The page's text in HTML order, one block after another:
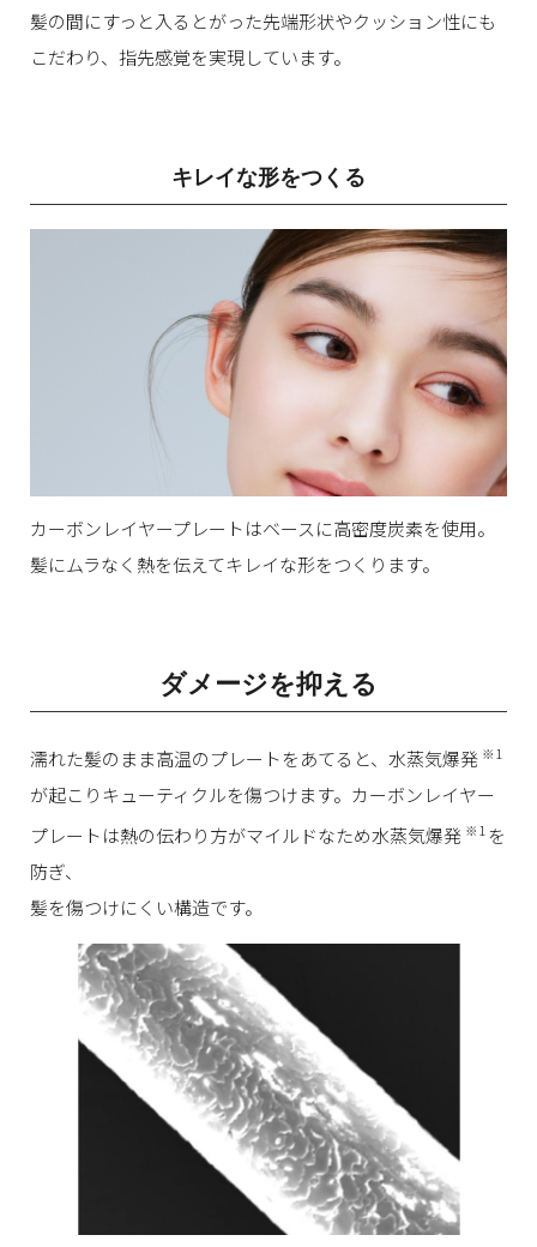
髪の間にすっと入るとがった先端形状やクッション性にも
こだわり、指先感覚を実現しています。
キレイな形をつくる
カーボンレイヤープレートはベースに高密度炭素を使用。
髪にムラなく熱を伝えてキレイな形をつくります。
ダメージを抑える
濡れた髪のまま高温のプレートをあてると、水蒸気爆発 ※1
が起こりキューティクルを傷つけます。 カーボンレイヤー
プレートは熱の伝わり方がマイルドなため水蒸気爆発 ※1 を
防ぎ、
髪を傷つけにくい構造です。